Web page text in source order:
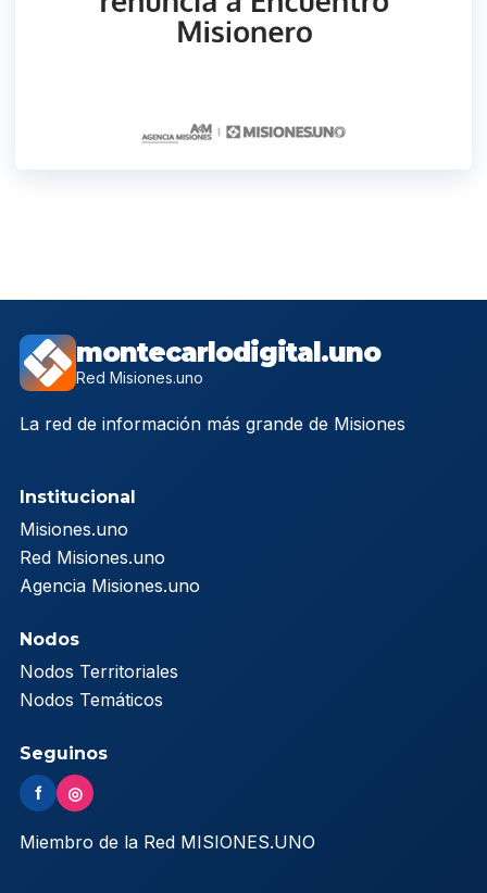
montecarlodigital.uno
Red Misiones.uno
La red de información más grande de Misiones
Institucional
Misiones.uno
Red Misiones.uno
Agencia Misiones.uno
Nodos
Nodos Territoriales
Nodos Temáticos
Seguinos
f ◎
Miembro de la Red MISIONES.UNO